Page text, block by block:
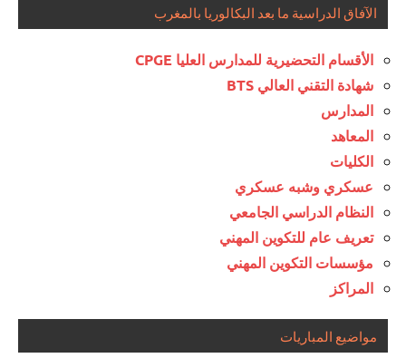
الآفاق الدراسية ما بعد البكالوريا بالمغرب
الأقسام التحضيرية للمدارس العليا CPGE
شهادة التقني العالي BTS
المدارس
المعاهد
الكليات
عسكري وشبه عسكري
النظام الدراسي الجامعي
تعريف عام للتكوين المهني
مؤسسات التكوين المهني
المراكز
مواضيع المباريات